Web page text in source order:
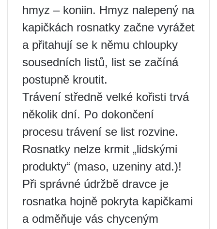
hmyz – koniin. Hmyz nalepený na
kapičkách rosnatky začne vyrážet
a přitahují se k němu chloupky
sousedních listů, list se začíná
postupně kroutit.
Trávení středně velké kořisti trvá
několik dní. Po dokončení
procesu trávení se list rozvine.
Rosnatky nelze krmit „lidskými
produkty“ (maso, uzeniny atd.)!
Při správné údržbě dravce je
rosnatka hojně pokryta kapičkami
a odměňuje vás chyceným